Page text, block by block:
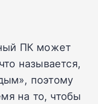
ПК может
называется,
поэтому
на то, чтобы